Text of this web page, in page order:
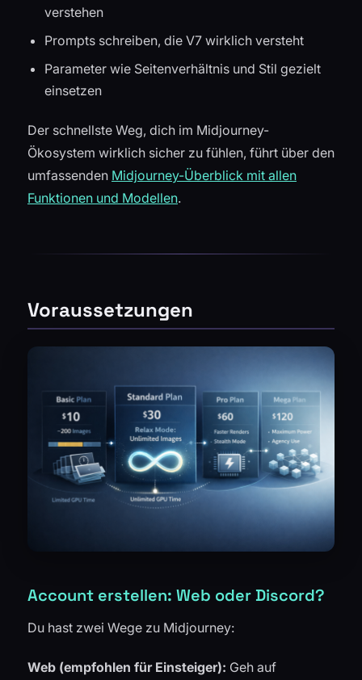
verstehen
Prompts schreiben, die V7 wirklich versteht
Parameter wie Seitenverhältnis und Stil gezielt
einsetzen
Der schnellste Weg, dich im Midjourney-
Ökosystem wirklich sicher zu fühlen, führt über den
umfassenden Midjourney-Überblick mit allen
Funktionen und Modellen.
Voraussetzungen
Account erstellen: Web oder Discord?
Du hast zwei Wege zu Midjourney:
Web (empfohlen für Einsteiger): Geh auf